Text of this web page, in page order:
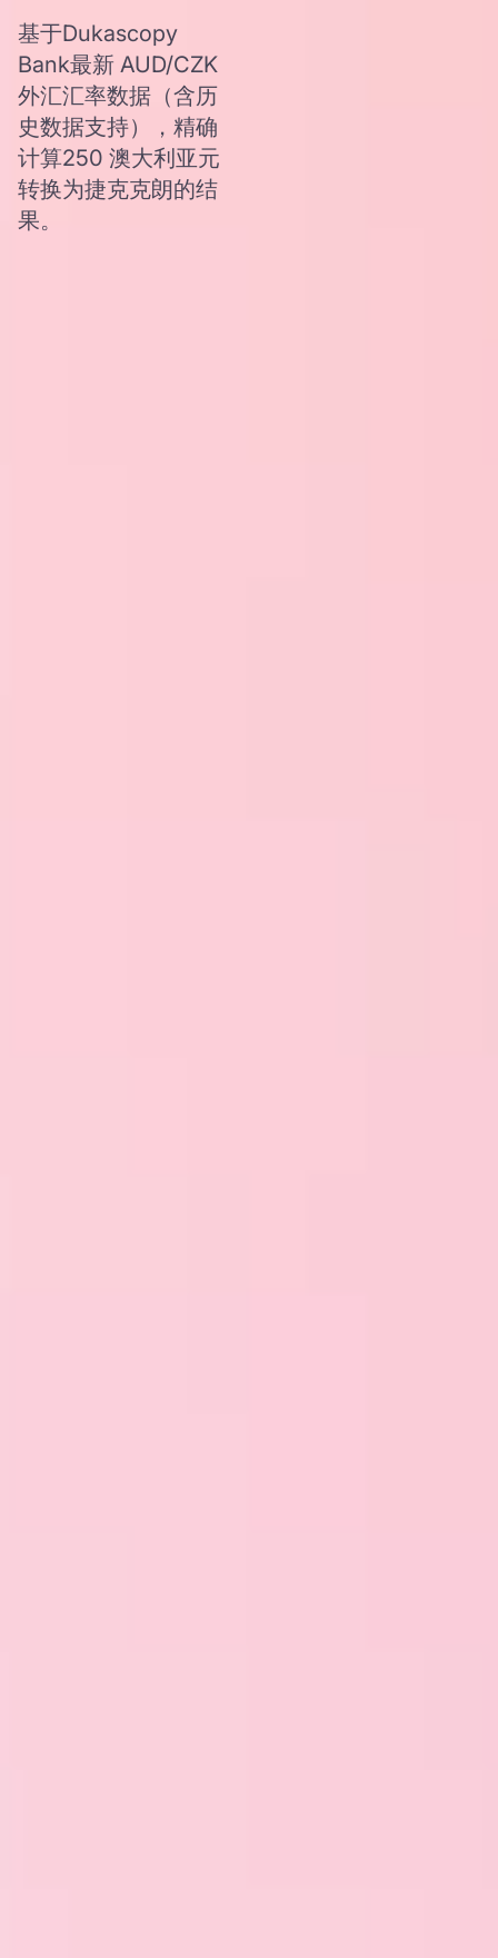
基于Dukascopy
Bank最新 AUD/CZK
外汇汇率数据（含历
史数据支持），精确
计算250 澳大利亚元
转换为捷克克朗的结
果。